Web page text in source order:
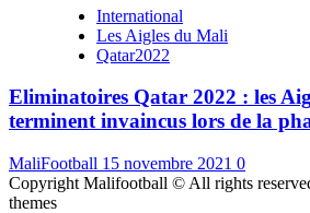
International
Les Aigles du Mali
Qatar2022
Eliminatoires Qatar 2022 : les
terminent invaincus lors de la
MaliFootball 15 novembre 2021 0
Copyright Malifootball © All rights
themes